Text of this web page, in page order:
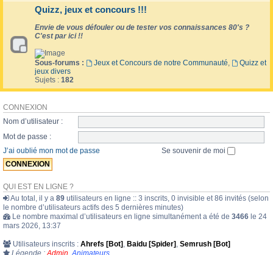
Quizz, jeux et concours !!!
Envie de vous défouler ou de tester vos connaissances 80's ?
C'est par ici !!
Sous-forums : Jeux et Concours de notre Communauté,
Quizz et
jeux divers
Sujets : 182
CONNEXION
Nom d’utilisateur :
Mot de passe :
J’ai oublié mon mot de passe
Se souvenir de moi
QUI EST EN LIGNE ?
Au total, il y a 89 utilisateurs en ligne :: 3 inscrits, 0 invisible et 86 invités (selon
le nombre d’utilisateurs actifs des 5 dernières minutes)
Le nombre maximal d’utilisateurs en ligne simultanément a été de 3466 le 24
mars 2026, 13:37
Utilisateurs inscrits : Ahrefs [Bot] , Baidu [Spider] , Semrush [Bot]
Légende : Admin Animateurs